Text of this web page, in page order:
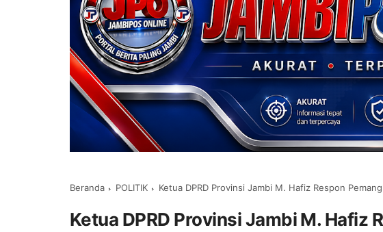
Beranda POLITIK Ketua DPRD Provinsi Jambi M. Hafiz Respon
Ketua DPRD Provinsi Jambi M. Hafiz